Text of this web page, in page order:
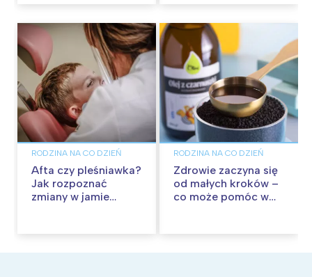
RODZINA NA CO DZIEŃ
Afta czy pleśniawka?
Jak rozpoznać
zmiany w jamie
RODZINA NA CO DZIEŃ
Zdrowie zaczyna się
od małych kroków –
co może pomóc w